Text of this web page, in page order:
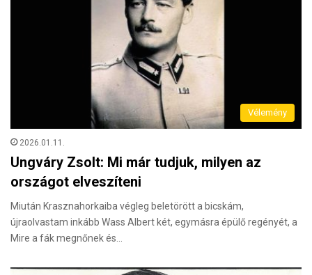
Vélemény
2026.01.11.
Ungváry Zsolt: Mi már tudjuk, milyen az
országot elveszíteni
Miután Krasznahorkaiba végleg beletörött a bicskám,
újraolvastam inkább Wass Albert két, egymásra épülő regényét, a
Mire a fák megnőnek és…